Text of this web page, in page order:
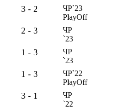
3 - 2
ЧР`23
PlayOff
2 - 3
ЧР
`23
1 - 3
ЧР
`23
1 - 3
ЧР`22
PlayOff
3 - 1
ЧР
`22